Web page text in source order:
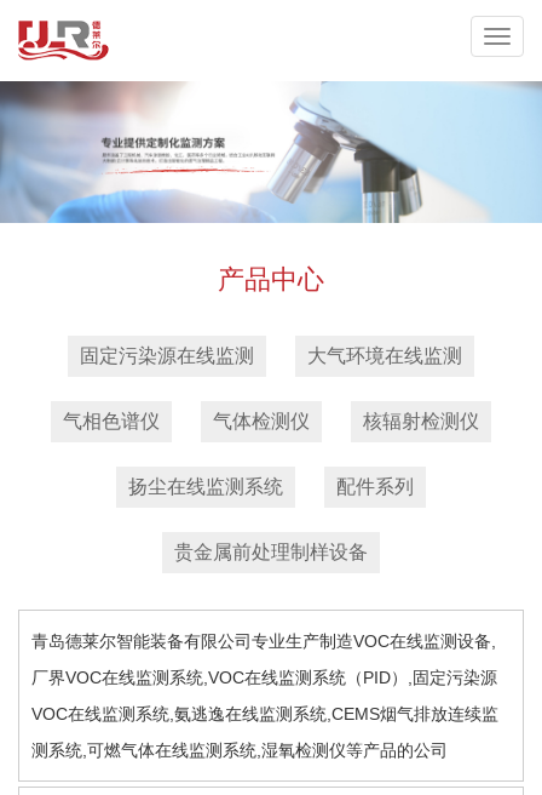
产品中心
固定污染源在线监测 大气环境在线监测
气相色谱仪 气体检测仪 核辐射检测仪
扬尘在线监测系统 配件系列
贵金属前处理制样设备
青岛德莱尔智能装备有限公司专业生产制造VOC在线监测设备,
厂界VOC在线监测系统,VOC在线监测系统（PID）,固定污染源
VOC在线监测系统,氨逃逸在线监测系统,CEMS烟气排放连续监
测系统,可燃气体在线监测系统,湿氧检测仪等产品的公司